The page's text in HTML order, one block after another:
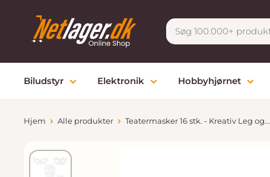
indhold
Netlager
Biludstyr Elektronik Hobbyhjørnet
Hjem Alle produkter Teatermasker 16 stk. - Kreativ Leg og...